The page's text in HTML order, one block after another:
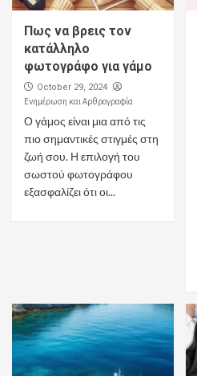
Πως να βρεις τον
κατάλληλο
φωτογράφο για γάμο
October 29, 2024
Ενημέρωση και Αρθρογραφία
Ο γάμος είναι μια από τις
πιο σημαντικές στιγμές στη
ζωή σου. Η επιλογή του
σωστού φωτογράφου
εξασφαλίζει ότι οι...